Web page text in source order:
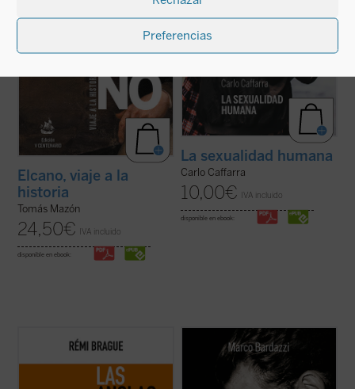
Preferencias
Elcano, viaje a la
historia
Tomás Mazón
24,50€ IVA incluido
disponible en ebook:
La sexualidad humana
Carlo Caffarra
10,00€ IVA incluido
disponible en ebook:
Lo que el autor nos ofrece aquí, con su
combinación característica de erudición e
decadencia ni el lamento nostálgico
respecto del mundo del pensamiento de
En mayo de 1999, 7.000 personas
abarrotaron la basílica de San Petronio en
Bolonia para dar su último adiós a Enzo
Piccinini, cirujano del hospital de
Sant'Orsola. ¿Quién era este joven médico